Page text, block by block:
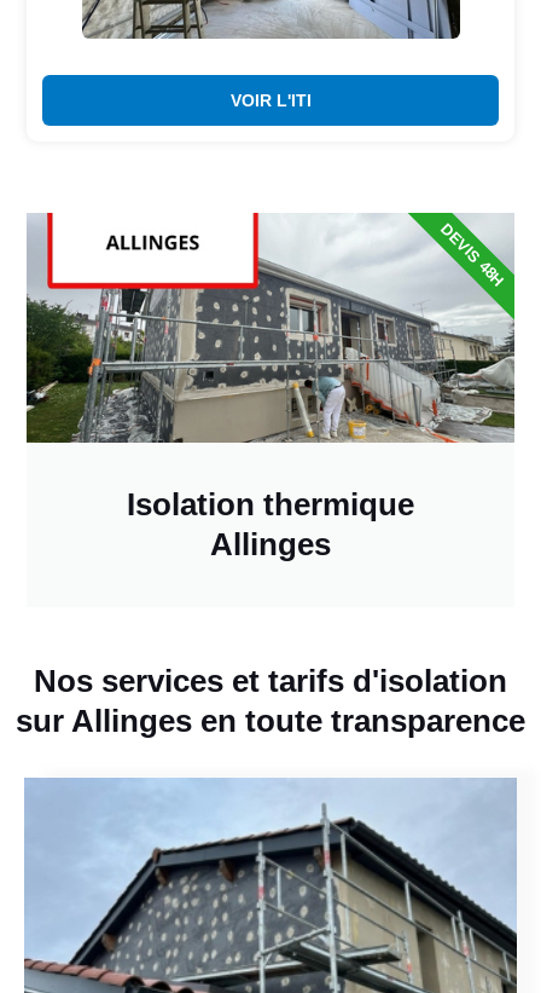
VOIR L'ITI
Isolation thermique
Allinges
DEVIS 48H
Nos services et tarifs d'isolation
sur Allinges en toute transparence